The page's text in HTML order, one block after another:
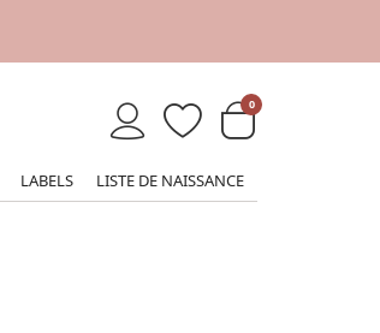
0
LABELS LISTE DE NAISSANCE